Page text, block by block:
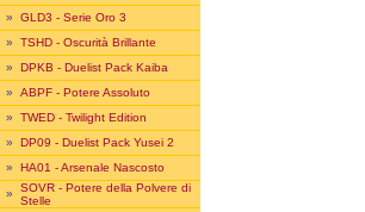
» GLD3 - Serie Oro 3
» TSHD - Oscurità Brillante
» DPKB - Duelist Pack Kaiba
» ABPF - Potere Assoluto
» TWED - Twilight Edition
» DP09 - Duelist Pack Yusei 2
» HA01 - Arsenale Nascosto
» SOVR - Potere della Polvere di
Stelle